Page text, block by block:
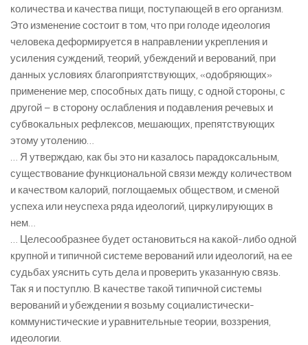
количества и качества пищи, поступающей в его организм.
Это изменение состоит в том, что при голоде идеология
человека деформируется в направлении укрепления и
усиления суждений, теорий, убеждений и верований, при
данных условиях благоприятствующих, «одобряющих»
применение мер, способных дать пищу, с одной стороны, с
другой – в сторону ослабления и подавления речевых и
субвокальных рефлексов, мешающих, препятствующих
этому утолению…
… Я утверждаю, как бы это ни казалось парадоксальным,
существование функциональной связи между количеством
и качеством калорий, поглощаемых обществом, и сменой
успеха или неуспеха ряда идеологий, циркулирующих в
нем…
… Целесообразнее будет остановиться на какой-либо одной
крупной и типичной системе верований или идеологий, на ее
судьбах уяснить суть дела и проверить указанную связь.
Так я и поступлю. В качестве такой типичной системы
верований и убеждении я возьму социалистически-
коммунистические и уравнительные теории, воззрения,
идеологии.